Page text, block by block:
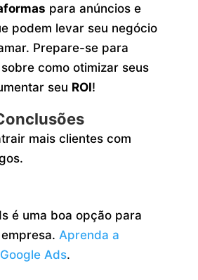
para anúncios e
podem levar seu negócio
Prepare-se para
como otimizar seus
seu ROI!
mais clientes com
é uma boa opção para
Aprenda a
Ads.